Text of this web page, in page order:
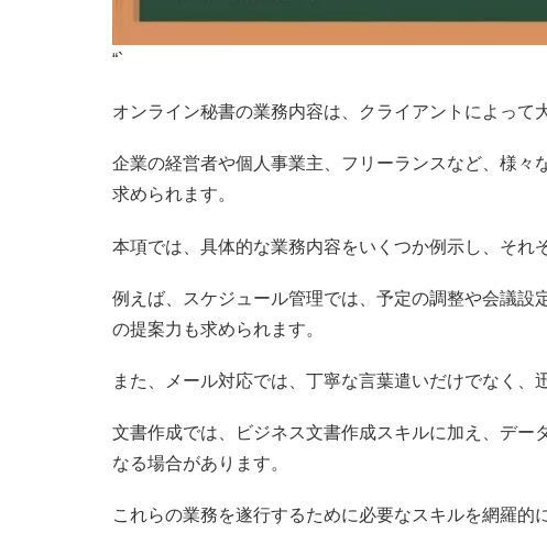
“`
オンライン秘書の業務内容は、クライアントによって
企業の経営者や個人事業主、フリーランスなど、様
求められます。
本項では、具体的な業務内容をいくつか例示し、それ
例えば、スケジュール管理では、予定の調整や会議設
の提案力も求められます。
また、メール対応では、丁寧な言葉遣いだけでなく、
文書作成では、ビジネス文書作成スキルに加え、デー
なる場合があります。
これらの業務を遂行するために必要なスキルを網羅